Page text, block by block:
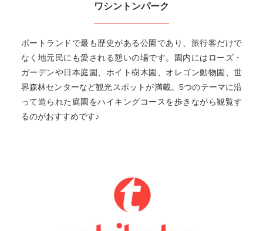
ワシントンパーク
ポートランドで最も歴史がある公園であり、旅行客だけで
なく地元民にも愛される憩いの場です。園内にはローズ・
ガーデンや日本庭園、ホイト樹木園、オレゴン動物園、世
界森林センターなど観光スポットが満載。5つのテーマに沿
って造られた庭園をハイキングコースを歩きながら観覧す
るのがおすすめです♪